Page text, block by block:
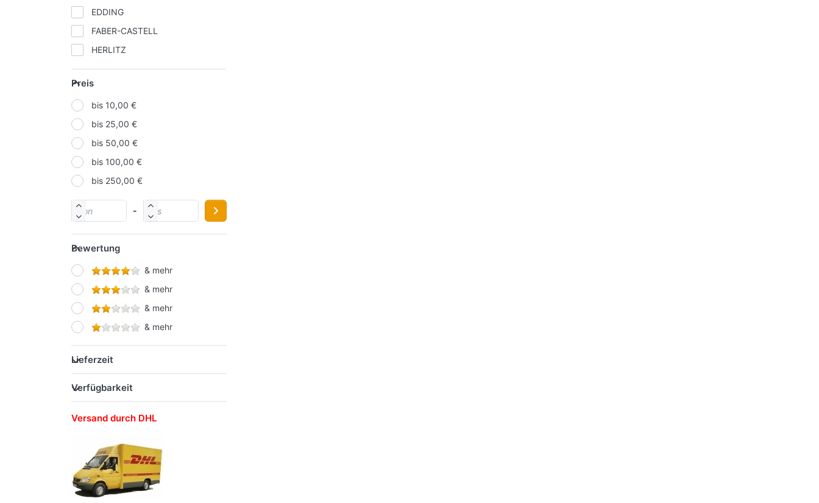
EDDING
FABER-CASTELL
HERLITZ
IDENA
KORES
LAMY
MOLOTOW
NOVUS
ONLINE
PAGNA
PELIKAN
SCHNEIDER
STAEDTLER
STARPAK
Werner Dorsch GmbH
Preis
bis 10,00 €
bis 25,00 €
bis 50,00 €
bis 100,00 €
bis 250,00 €
-
Bewertung
& mehr
& mehr
& mehr
& mehr
Lieferzeit
Verfügbarkeit
Versand durch DHL